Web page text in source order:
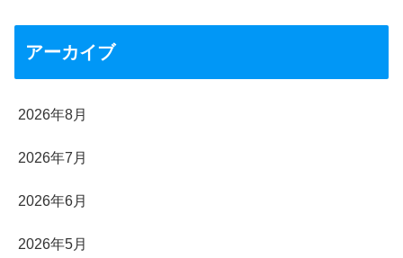
アーカイブ
2026年8月
2026年7月
2026年6月
2026年5月